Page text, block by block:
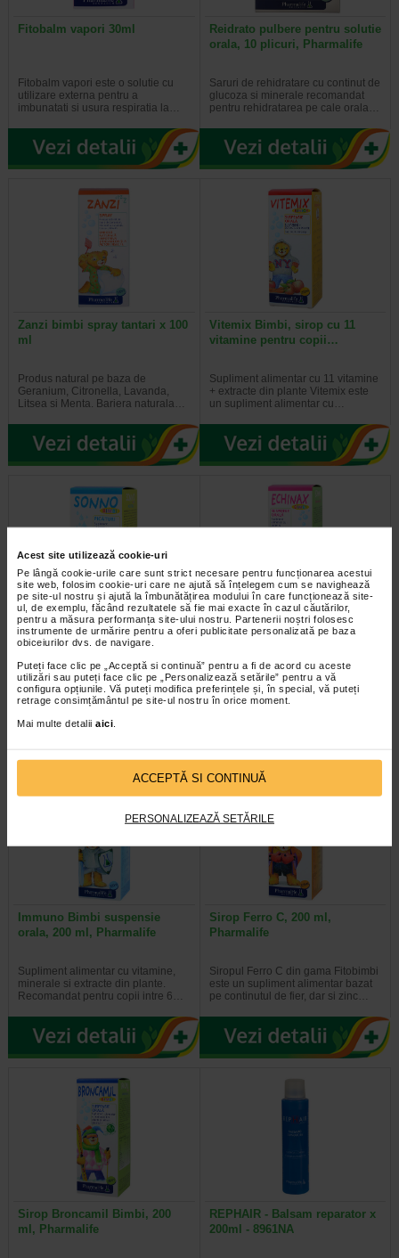
Acest site utilizează cookie-uri
Pe lângă cookie-urile care sunt strict necesare pentru funcționarea acestui
site web, folosim cookie-uri care ne ajută să înțelegem cum se navighează
pe site-ul nostru și ajută la îmbunătățirea modului în care funcționează site-
ul, de exemplu, făcând rezultatele să fie mai exacte în cazul căutărilor,
pentru a măsura performanța site-ului nostru. Partenerii noștri folosesc
instrumente de urmărire pentru a oferi publicitate personalizată pe baza
obiceiurilor dvs. de navigare.
Puteți face clic pe „Acceptă si continuă” pentru a fi de acord cu aceste
utilizări sau puteți face clic pe „Personalizează setările” pentru a vă
configura opțiunile. Vă puteți modifica preferințele și, în special, vă puteți
retrage consimțământul pe site-ul nostru în orice moment.
Mai multe detalii aici
ACCEPTĂ SI CONTINUĂ
PERSONALIZEAZĂ SETĂRILE
Fitobalm vapori 30ml
Fitobalm vapori este o solutie cu
utilizare externa pentru a
imbunatati si usura respiratia la…
Reidrato pulbere pentru solutie
orala, 10 plicuri, Pharmalife
Saruri de rehidratare cu continut de
glucoza si minerale recomandat
pentru rehidratarea pe cale orala…
Zanzi bimbi spray tantari x 100
ml
Produs natural pe baza de
Geranium, Citronella, Lavanda,
Litsea si Menta. Bariera naturala…
Vitemix Bimbi, sirop cu 11
vitamine pentru copii…
Supliment alimentar cu 11 vitamine
+ extracte din plante Vitemix este
un supliment alimentar cu…
Sonno Bimbi picaturi, 30 ml,
Pharmalife
Supliment alimentar cu extracte din
plante. Recomandat pentru nou-
nascuti, sugari si copii. Sonno…
Sirop imunitate cu echinacea
Echinax bimbi X 200 ml
Supliment alimentar cu vitamine,
minerale si extracte din plante.
Recomandat pentru copii intre 6…
Immuno Bimbi suspensie
orala, 200 ml, Pharmalife
Supliment alimentar cu vitamine,
minerale si extracte din plante.
Recomandat pentru copii intre 6…
Sirop Ferro C, 200 ml,
Pharmalife
Siropul Ferro C din gama Fitobimbi
este un supliment alimentar bazat
pe continutul de fier, dar si zinc…
Sirop Broncamil Bimbi, 200
ml, Pharmalife
REPHAIR - Balsam reparator x
200ml - 8961NA